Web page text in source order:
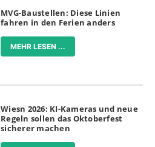
MVG-Baustellen: Diese Linien
fahren in den Ferien anders
MEHR LESEN ...
Wiesn 2026: KI-Kameras und neue
Regeln sollen das Oktoberfest
sicherer machen